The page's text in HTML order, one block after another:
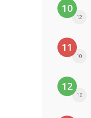
10
12
11
10
12
16